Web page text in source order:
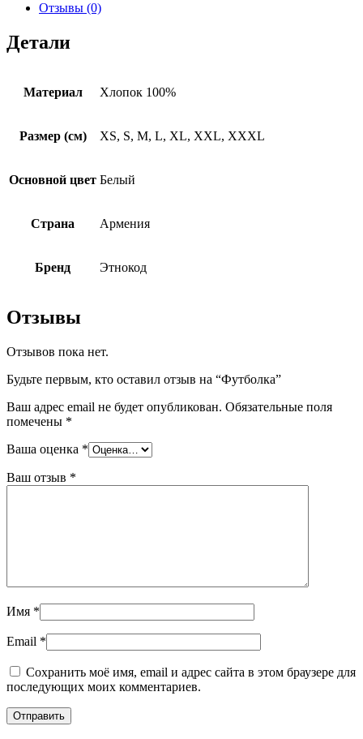
Отзывы (0)
Детали
Материал Хлопок 100%
Размер (см) XS, S, M, L, XL, XXL, XXXL
Основной цвет Белый
Страна Армения
Бренд Этнокод
Отзывы
Отзывов пока нет.
Будьте первым, кто оставил отзыв на “Футболкa”
Ваш адрес email не будет опубликован. Обязательные поля
помечены *
Ваша оценка *
Ваш отзыв *
Имя *
Email *
Сохранить моё имя, email и адрес сайта в этом браузере для
последующих моих комментариев.